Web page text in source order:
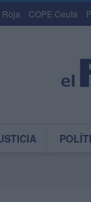
Roja COPE Ceuta